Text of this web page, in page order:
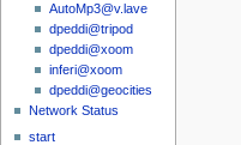
AutoMp3@v.lave
dpeddi@tripod
dpeddi@xoom
inferi@xoom
dpeddi@geocities
Network Status
start